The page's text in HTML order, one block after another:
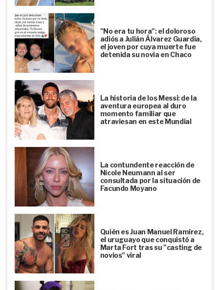
"No era tu hora": el doloroso
adiós a Julián Álvarez Guardia,
el joven por cuya muerte fue
detenida su novia en Chaco
La historia de los Messi: de la
aventura europea al duro
momento familiar que
atraviesan en este Mundial
La contundente reacción de
Nicole Neumann al ser
consultada por la situación de
Facundo Moyano
Quién es Juan Manuel Ramírez,
el uruguayo que conquistó a
Marta Fort tras su "casting de
novios" viral